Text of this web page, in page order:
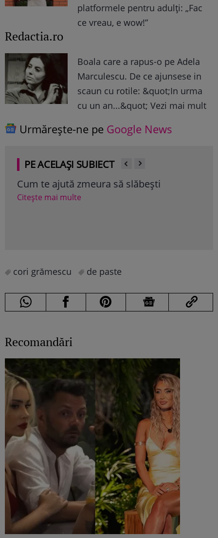
platformele pentru adulți: „Fac
ce vreau, e wow!”
Redactia.ro
Boala care a rapus-o pe Adela
Marculescu. De ce ajunsese in
scaun cu rotile: &quot;In urma
cu un an...&quot; Vezi mai mult
Urmărește-ne pe Google News
PE ACELAȘI SUBIECT
Produsul alimentar viral pe TikTok
te ajută să slăbești mai repede
cori grămescu de paste
Recomandări